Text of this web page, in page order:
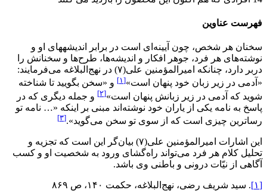
فهرست عناوین
سخنان هر شخص، چون آیینه‌ای است در برابر اندیشه­های او و
نوشته‌های هر فرد، جوهر افکار و اندیشه­‌ها، طرح‌ها و سخنانش را
دربر دارد، چنانکه امیرالمؤمنین علی‌(۷) در نهج‌البلاغه می‌فرمایند:
«آدمی در زیر زبان خود پنهان است»[۱]
و «سخن بگویید تا شناخته
شوید که آدمی در زیر زبانش پنهان است»[۲]
و جمله دیگری که در
پاسخ به نامه یکی از یاران خود نوشته‌اند مبنی بر اینکه «… نامه تو
رساترین چیزی است که از سوی تو سخن می‌گوید».[۳]
این اشارات امیرالمؤمنین علی‌(۷) بیان‌گر این است که تجزیه و
تحلیل کلام هر فرد می‌تواند راه‌گشای ورود به شخصیت او و کسب
آگاهی از نیّات درونی و باطنی وی باشد.
[۱] . سید شریف رضی، نهج‌البلاغه، حکمت ۱۴۰، ص ۸۶۹